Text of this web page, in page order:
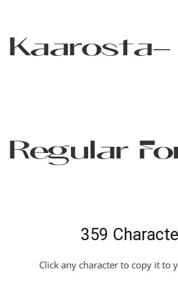
Kaarosta-
Regular
359
Click any character to copy it to